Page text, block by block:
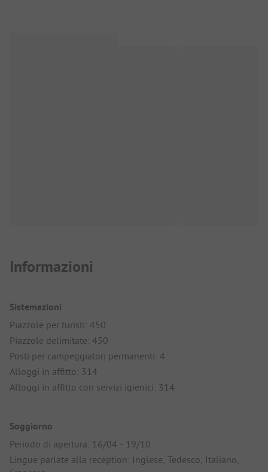
Informazioni
Sistemazioni
Piazzole per turisti: 450
Piazzole delimitate: 450
Posti per campeggiatori permanenti: 4
Alloggi in affitto: 314
Alloggi in affitto con servizi igienici: 314
Soggiorno
Periodo di apertura: 16/04 - 19/10
Lingue parlate alla reception: Inglese, Tedesco, Italiano,